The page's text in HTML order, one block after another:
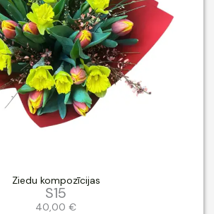
Ziedu kompozīcijas
S15
40,00 €